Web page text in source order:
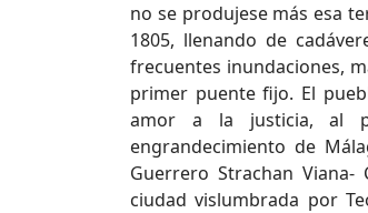
no se produjese más esa
1805, llenando de
frecuentes inundaciones,
primer puente fijo. El
amor a la justicia, al
engrandecimiento de
Guerrero Strachan
ciudad vislumbrada por